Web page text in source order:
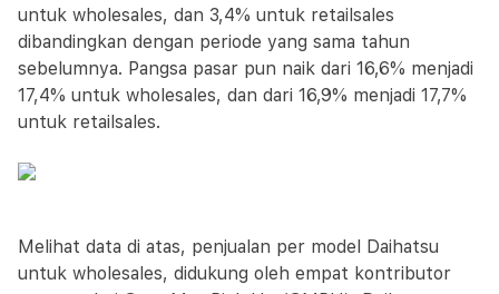
untuk wholesales, dan 3,4% untuk retailsales
dibandingkan dengan periode yang sama tahun
sebelumnya. Pangsa pasar pun naik dari 16,6% menjadi
17,4% untuk wholesales, dan dari 16,9% menjadi 17,7%
untuk retailsales.
Melihat data di atas, penjualan per model Daihatsu
untuk wholesales, didukung oleh empat kontributor